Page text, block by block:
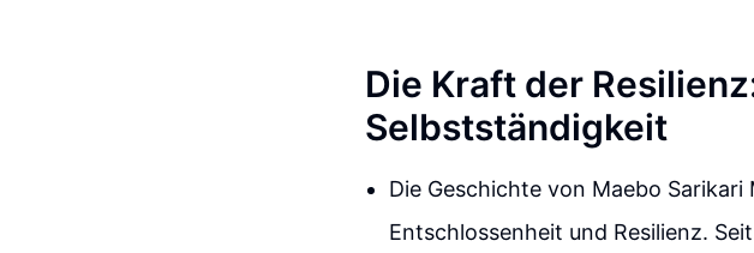
Die Kraft der
Selbstständigkeit
Die Geschichte von Maebo
Entschlossenheit und Resilienz.